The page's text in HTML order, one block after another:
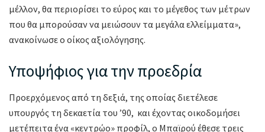
μέλλον, θα περιορίσει το εύρος και το μέγεθος των μέτρων
που θα μπορούσαν να μειώσουν τα μεγάλα ελλείμματα»,
ανακοίνωσε ο οίκος αξιολόγησης.
Υποψήφιος για την προεδρία
Προερχόμενος από τη δεξιά, της οποίας διετέλεσε
υπουργός τη δεκαετία του ’90, και έχοντας οικοδομήσει
μετέπειτα ένα «κεντρώο» προφίλ, ο Μπαϊρού έθεσε τρεις